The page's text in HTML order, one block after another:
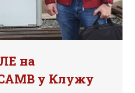
на
у Клужу